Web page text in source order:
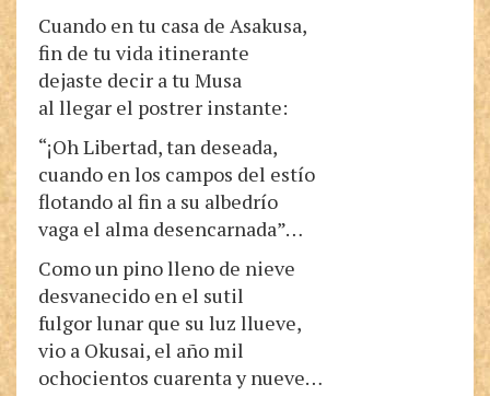
Cuando en tu casa de Asakusa,
fin de tu vida itinerante
dejaste decir a tu Musa
al llegar el postrer instante:
“¡Oh Libertad, tan deseada,
cuando en los campos del estío
flotando al fin a su albedrío
vaga el alma desencarnada”…
Como un pino lleno de nieve
desvanecido en el sutil
fulgor lunar que su luz llueve,
vio a Okusai, el año mil
ochocientos cuarenta y nueve…